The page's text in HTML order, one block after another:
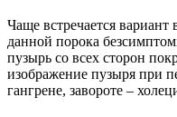
Чаще встречается
данной порока
пузырь со всех сторон
изображение пузыря при
гангрене, завороте –